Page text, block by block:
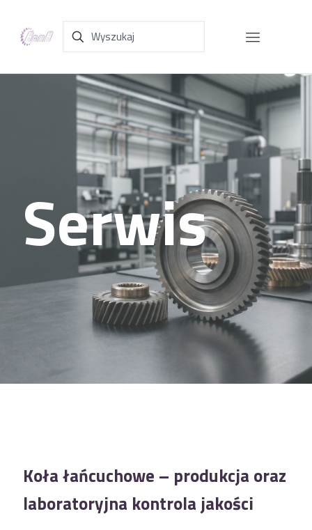
Serwis
Koła łańcuchowe – produkcja oraz
laboratoryjna kontrola jakości